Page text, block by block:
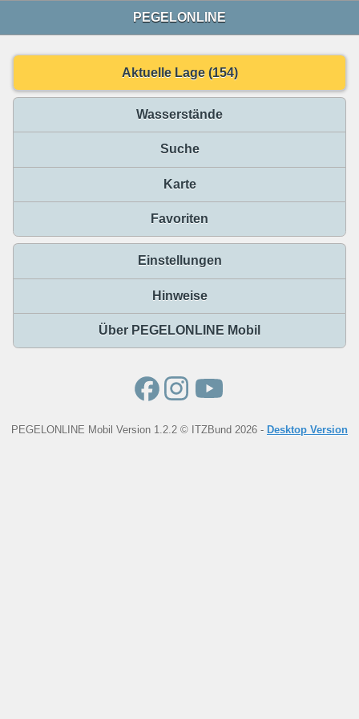
PEGELONLINE
Aktuelle Lage (154)
Wasserstände
Suche
Karte
Favoriten
Einstellungen
Hinweise
Über PEGELONLINE Mobil
PEGELONLINE Mobil Version 1.2.2 © ITZBund 2026 - Desktop Version